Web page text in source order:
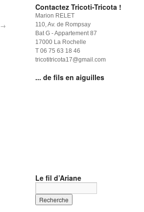
→
Contactez Tricoti-Tricota !
Marion RELET
110, Av. de Rompsay
Bat G - Appartement 87
17000 La Rochelle
T 06 75 63 18 46
tricotitricota17@gmail.com
... de fils en aiguilles
Le fil d’Ariane